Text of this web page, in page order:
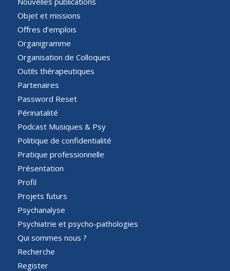
Objet et missions
Offres d’emplois
Organigramme
Organisation de Colloques
Outils thérapeutiques
Partenaires
Password Reset
Périnatalité
Podcast Musiques & Psy
Politique de confidentialité
Pratique professionnelle
Présentation
Profil
Projets futurs
Psychanalyse
Psychiatrie et psycho-pathologies
Qui sommes nous ?
Recherche
Register